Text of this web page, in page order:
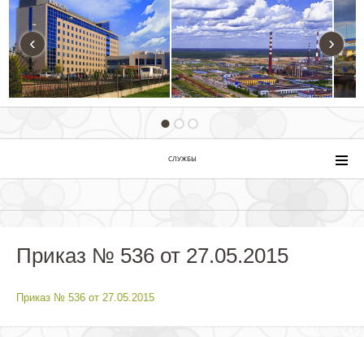
‹ ›
СЛУЖБЫ
Приказ № 536 от 27.05.2015
Приказ № 536 от 27.05.2015